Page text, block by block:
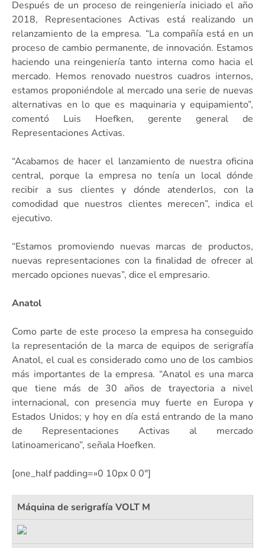
Después de un proceso de reingeniería iniciado el año
2018, Representaciones Activas está realizando un
relanzamiento de la empresa. “La compañía está en un
proceso de cambio permanente, de innovación. Estamos
haciendo una reingeniería tanto interna como hacia el
mercado. Hemos renovado nuestros cuadros internos,
estamos proponiéndole al mercado una serie de nuevas
alternativas en lo que es maquinaria y equipamiento”,
comentó Luis Hoefken, gerente general de
Representaciones Activas.
“Acabamos de hacer el lanzamiento de nuestra oficina
central, porque la empresa no tenía un local dónde
recibir a sus clientes y dónde atenderlos, con la
comodidad que nuestros clientes merecen”, indica el
ejecutivo.
“Estamos promoviendo nuevas marcas de productos,
nuevas representaciones con la finalidad de ofrecer al
mercado opciones nuevas”, dice el empresario.
Anatol
Como parte de este proceso la empresa ha conseguido
la representación de la marca de equipos de serigrafía
Anatol, el cual es considerado como uno de los cambios
más importantes de la empresa. “Anatol es una marca
que tiene más de 30 años de trayectoria a nivel
internacional, con presencia muy fuerte en Europa y
Estados Unidos; y hoy en día está entrando de la mano
de Representaciones Activas al mercado
latinoamericano”, señala Hoefken.
[one_half padding=»0 10px 0 0″]
Máquina de serigrafía VOLT M